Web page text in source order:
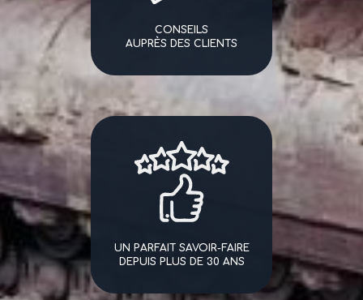
CONSEILS
AUPRÈS DES CLIENTS
UN PARFAIT SAVOIR-FAIRE
DEPUIS PLUS DE 30 ANS